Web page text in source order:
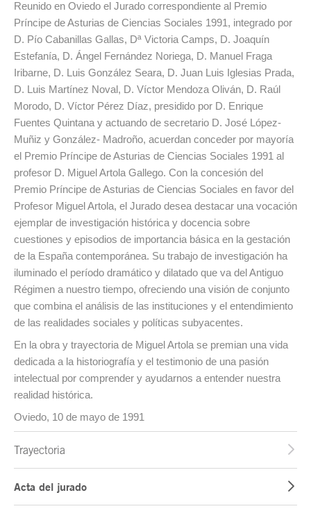
Reunido en Oviedo el Jurado correspondiente al Premio
Príncipe de Asturias de Ciencias Sociales 1991, integrado por
D. Pío Cabanillas Gallas, Dª Victoria Camps, D. Joaquín
Estefanía, D. Ángel Fernández Noriega, D. Manuel Fraga
Iribarne, D. Luis González Seara, D. Juan Luis Iglesias Prada,
D. Luis Martínez Noval, D. Víctor Mendoza Oliván, D. Raúl
Morodo, D. Víctor Pérez Díaz, presidido por D. Enrique
Fuentes Quintana y actuando de secretario D. José López-
Muñiz y González- Madroño, acuerdan conceder por mayoría
el Premio Príncipe de Asturias de Ciencias Sociales 1991 al
profesor D. Miguel Artola Gallego. Con la concesión del
Premio Príncipe de Asturias de Ciencias Sociales en favor del
Profesor Miguel Artola, el Jurado desea destacar una vocación
ejemplar de investigación histórica y docencia sobre
cuestiones y episodios de importancia básica en la gestación
de la España contemporánea. Su trabajo de investigación ha
iluminado el período dramático y dilatado que va del Antiguo
Régimen a nuestro tiempo, ofreciendo una visión de conjunto
que combina el análisis de las instituciones y el entendimiento
de las realidades sociales y políticas subyacentes.
En la obra y trayectoria de Miguel Artola se premian una vida
dedicada a la historiografía y el testimonio de una pasión
intelectual por comprender y ayudarnos a entender nuestra
realidad histórica.
Oviedo, 10 de mayo de 1991
Trayectoria
Acta del jurado